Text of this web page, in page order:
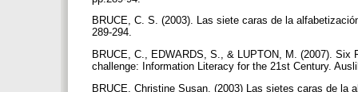
BRUCE, C. S. (2003). Las siete caras de la
289-294.
BRUCE, C., EDWARDS, S., & LUPTON, M. (2007).
challenge: Information Literacy for the 21st Century.
BRUCE, Christine Susan. (2003) Las sietes caras de la